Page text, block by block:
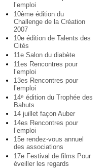
l’emploi
10ème édition du
Challenge de la Création
2007
10e édition de Talents des
Cités
11e Salon du diabète
11es Rencontres pour
l’emploi
13es Rencontres pour
l’emploi
14e édition du Trophée des
Bahuts
14 juillet façon Auber
14es Rencontres pour
l’emploi
15e rendez-vous annuel
des associations
17e Festival de films Pour
éveiller les regards